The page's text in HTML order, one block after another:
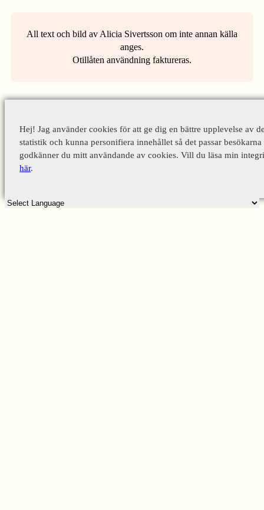
All text och bild av Alicia Sivertsson om inte annan källa
anges.
Otillåten användning faktureras.
Hej! Jag använder cookies för att ge dig en bättre upplevelse av
statistik och kunna personifiera innehållet så det passar
godkänner du mitt användande av cookies. Vill du läsa min
här.